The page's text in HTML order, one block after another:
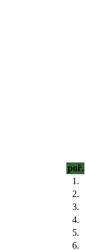
poř.
1.
2.
3.
4.
5.
6.